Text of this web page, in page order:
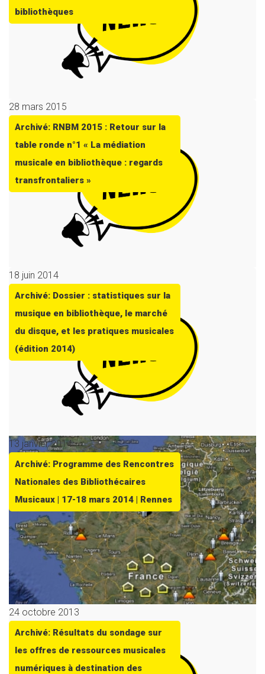
bibliothèques
28 mars 2015
Archivé: RNBM 2015 : Retour sur la
table ronde n°1 « La médiation
musicale en bibliothèque : regards
transfrontaliers »
18 juin 2014
Archivé: Dossier : statistiques sur la
musique en bibliothèque, le marché
du disque, et les pratiques musicales
(édition 2014)
13 janvier 2014
Archivé: Programme des Rencontres
Nationales des Bibliothécaires
Musicaux | 17-18 mars 2014 | Rennes
24 octobre 2013
Archivé: Résultats du sondage sur
les offres de ressources musicales
numériques à destination des